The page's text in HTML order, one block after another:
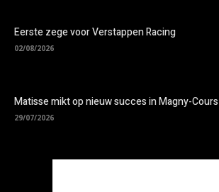
Eerste zege voor Verstappen Racing
02/08/2026
Matisse mikt op nieuw succes in Magny-Cours
29/07/2026